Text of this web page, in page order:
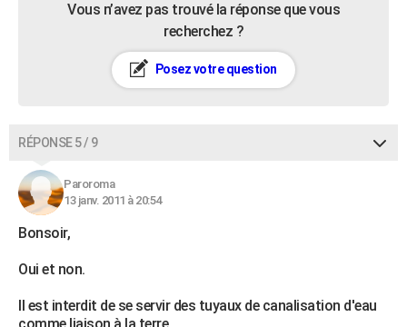
Vous n’avez pas trouvé la réponse que vous
recherchez ?
Posez votre question
RÉPONSE 5 / 9
Paroroma
13 janv. 2011 à 20:54
Bonsoir,
Oui et non.
Il est interdit de se servir des tuyaux de canalisation d'eau